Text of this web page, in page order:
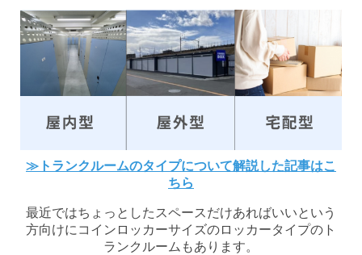
≫トランクルームのタイプについて解説した記事はこ
ちら
最近ではちょっとしたスペースだけあればいいという
方向けにコインロッカーサイズのロッカータイプのト
ランクルームもあります。